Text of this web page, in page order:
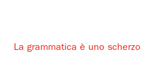
La grammatica è uno scherzo